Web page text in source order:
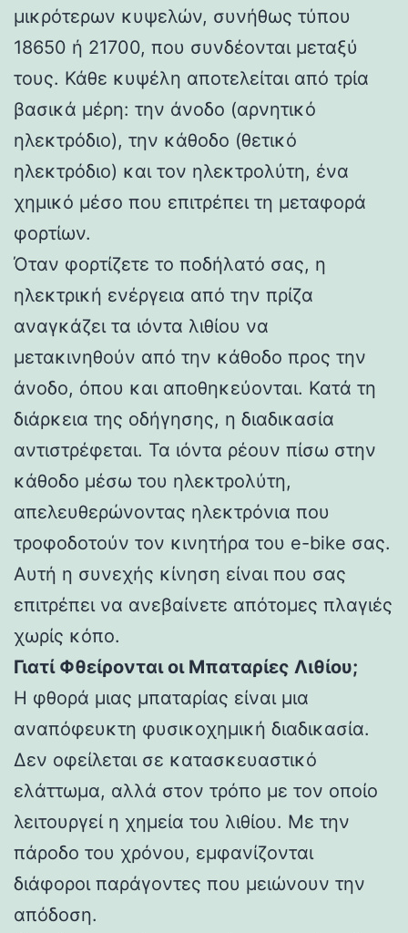
μικρότερων κυψελών, συνήθως τύπου
18650 ή 21700, που συνδέονται μεταξύ
τους. Κάθε κυψέλη αποτελείται από τρία
βασικά μέρη: την άνοδο (αρνητικό
ηλεκτρόδιο), την κάθοδο (θετικό
ηλεκτρόδιο) και τον ηλεκτρολύτη, ένα
χημικό μέσο που επιτρέπει τη μεταφορά
φορτίων.
Όταν φορτίζετε το ποδήλατό σας, η
ηλεκτρική ενέργεια από την πρίζα
αναγκάζει τα ιόντα λιθίου να
μετακινηθούν από την κάθοδο προς την
άνοδο, όπου και αποθηκεύονται. Κατά τη
διάρκεια της οδήγησης, η διαδικασία
αντιστρέφεται. Τα ιόντα ρέουν πίσω στην
κάθοδο μέσω του ηλεκτρολύτη,
απελευθερώνοντας ηλεκτρόνια που
τροφοδοτούν τον κινητήρα του e-bike σας.
Αυτή η συνεχής κίνηση είναι που σας
επιτρέπει να ανεβαίνετε απότομες πλαγιές
χωρίς κόπο.
Γιατί Φθείρονται οι Μπαταρίες Λιθίου;
Η φθορά μιας μπαταρίας είναι μια
αναπόφευκτη φυσικοχημική διαδικασία.
Δεν οφείλεται σε κατασκευαστικό
ελάττωμα, αλλά στον τρόπο με τον οποίο
λειτουργεί η χημεία του λιθίου. Με την
πάροδο του χρόνου, εμφανίζονται
διάφοροι παράγοντες που μειώνουν την
απόδοση.